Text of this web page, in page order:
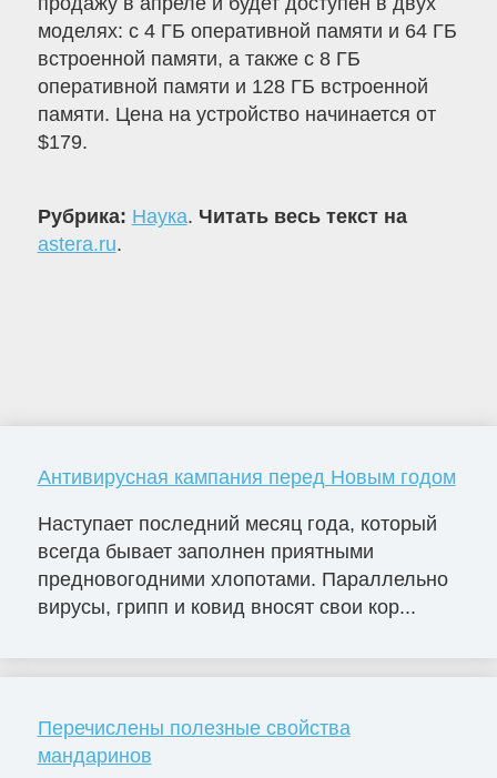
моделях: с 4 ГБ оперативной памяти и 64 ГБ
встроенной памяти, а также с 8 ГБ
оперативной памяти и 128 ГБ встроенной
памяти. Цена на устройство начинается от
$179.
Рубрика: Наука. Читать весь текст на
astera.ru.
Антивирусная кампания перед Новым годом
Наступает последний месяц года, который
всегда бывает заполнен приятными
предновогодними хлопотами. Параллельно
вирусы, грипп и ковид вносят свои кор...
Перечислены полезные свойства
мандаринов